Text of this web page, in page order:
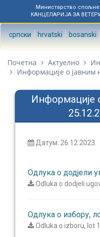
Министарство
КАНЦЕЛАРИЈА ЗА
српски hrvatski bosanski
Почетна Актуелно
Информације о јавним
Информације
Датум: 26.12.2023.
Одлука о додјели
Odluka o dodjeli
Одлука о избору,
Odluka o izboru, lot